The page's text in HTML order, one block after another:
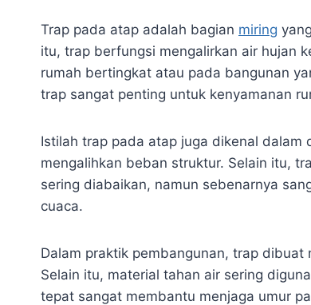
Trap pada atap adalah bagian miring
itu, trap berfungsi mengalirkan air hujan
rumah bertingkat atau pada bangunan
trap sangat penting untuk kenyamanan
Istilah trap pada atap juga dikenal
mengalihkan beban struktur. Selain itu,
sering diabaikan, namun sebenarnya
cuaca.
Dalam praktik pembangunan, trap
Selain itu, material tahan air sering
tepat sangat membantu menjaga umur